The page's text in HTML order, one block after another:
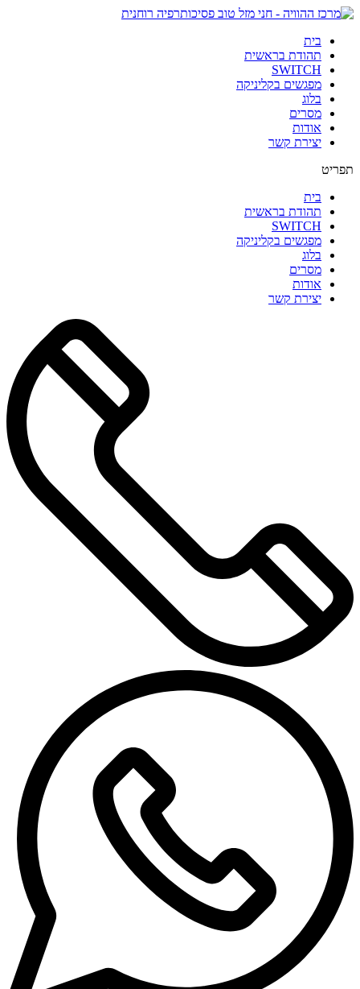
בית
תהודת בראשית
SWITCH
מפגשים בקליניקה
בלוג
מסרים
אודות
יצירת קשר
תפריט
בית
תהודת בראשית
SWITCH
מפגשים בקליניקה
בלוג
מסרים
אודות
יצירת קשר